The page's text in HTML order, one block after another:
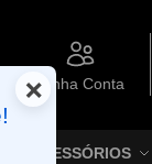
Minha Conta
ACESSÓRIOS
×